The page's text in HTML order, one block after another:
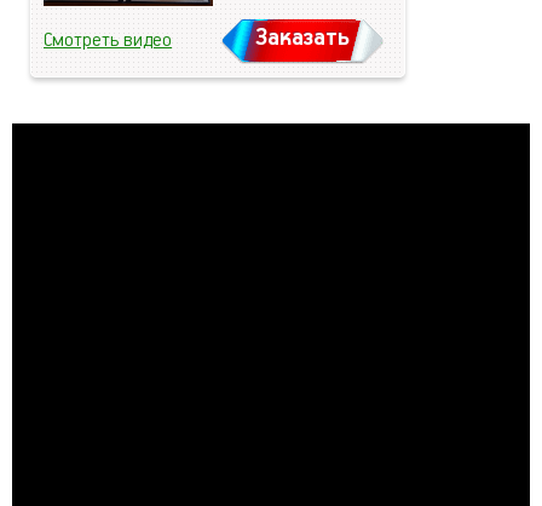
Смотреть видео Заказать